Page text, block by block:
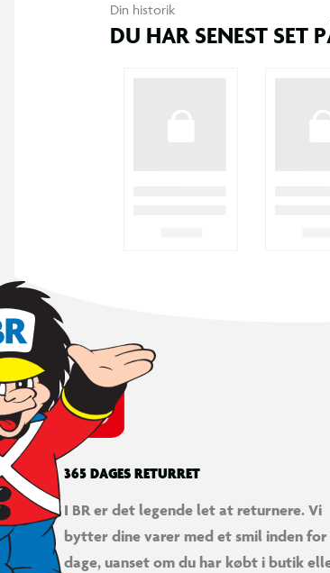
Din historik
DU HAR SENEST SET
365 DAGES RETURRET
I BR er det legende let at returnere. Vi
bytter dine varer med et smil inden for
dage, uanset om du har købt i butik